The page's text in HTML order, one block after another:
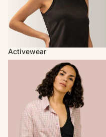
Activewear
Mercedes Morin